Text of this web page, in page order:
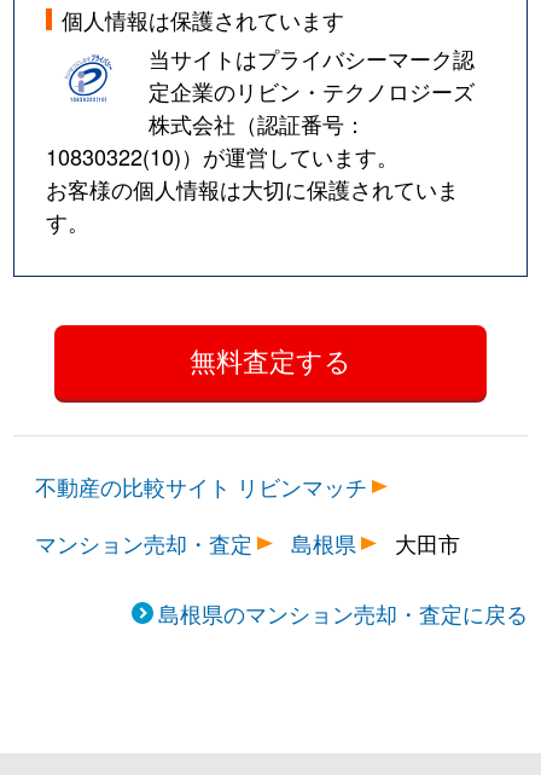
個人情報は保護されています
当サイトはプライバシーマーク認
定企業のリビン・テクノロジーズ
株式会社（認証番号：
10830322(10)）が運営しています。
お客様の個人情報は大切に保護されていま
す。
不動産の比較サイト リビンマッチ
マンション売却・査定
島根県 大田市
島根県のマンション売却・査定に戻る